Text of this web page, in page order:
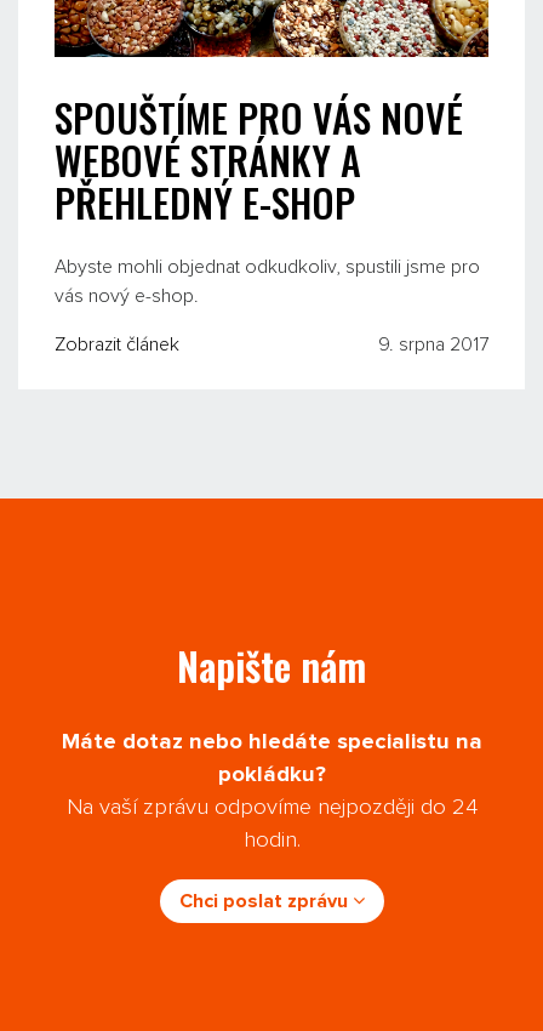
SPOUŠTÍME PRO VÁS NOVÉ
WEBOVÉ STRÁNKY A
PŘEHLEDNÝ E-SHOP
Abyste mohli objednat odkudkoliv, spustili jsme pro
vás nový e-shop.
Zobrazit článek 9. srpna 2017
Napište nám
Máte dotaz nebo hledáte specialistu na
pokládku?
Na vaší zprávu odpovíme nejpozději do 24
hodin.
Chci poslat zprávu